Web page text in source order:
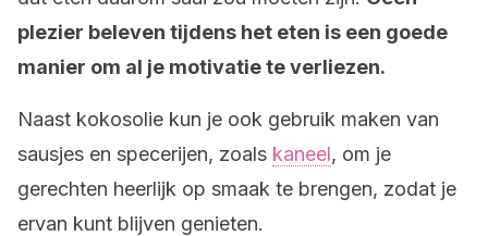
plezier beleven tijdens het eten is een goede
manier om al je motivatie te verliezen.
Naast kokosolie kun je ook gebruik maken van
sausjes en specerijen, zoals kaneel, om je
gerechten heerlijk op smaak te brengen, zodat je
ervan kunt blijven genieten.